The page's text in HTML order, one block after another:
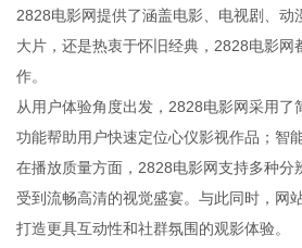
2828电影网提供了涵盖电影、电视剧、
大片，还是热衷于怀旧经典，2828电影
作。
从用户体验角度出发，2828电影网采用
功能帮助用户快速定位心仪影视作品；智
在播放质量方面，2828电影网支持多种
受到流畅高清的视觉盛宴。与此同时，网
打造更具互动性和社群氛围的观影体验。